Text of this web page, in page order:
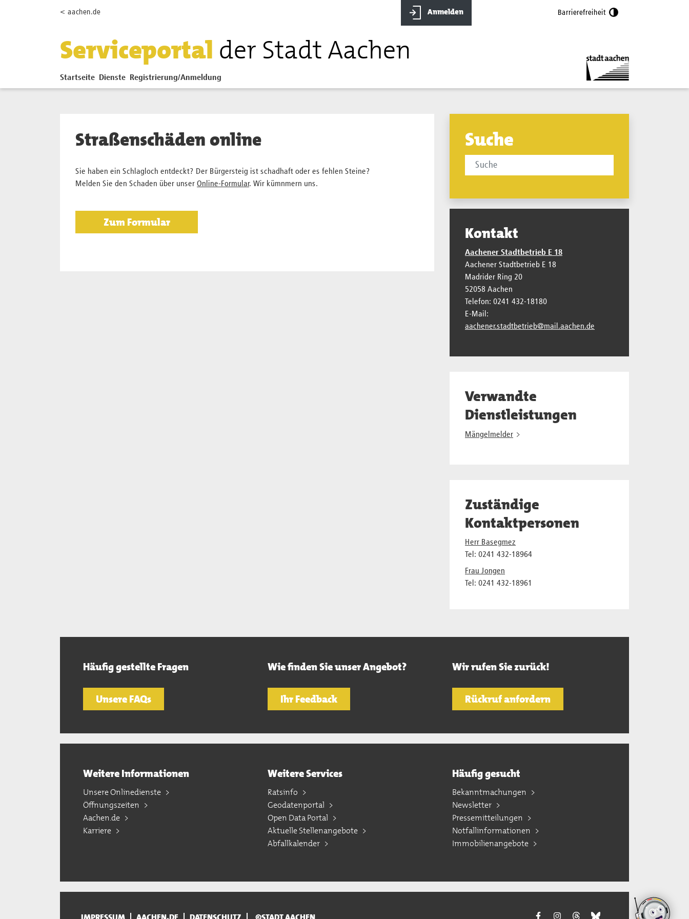
Zum Hauptinhalt springen
< aachen.de Anmelden Barrierefreiheit
Serviceportal der Stadt Aachen
Startseite Dienste Registrierung/Anmeldung
Straßenschäden online
Sie haben ein Schlagloch entdeckt? Der Bürgersteig ist schadhaft oder es fehlen Steine?
Melden Sie den Schaden über unser Online-Formular. Wir kümnmern uns.
Sprung zur Icon Legende.
Zum Formular
Suche
Kontakt
Aachener Stadtbetrieb E 18
Aachener Stadtbetrieb E 18
Madrider Ring 20
52058 Aachen
Telefon: 0241 432-18180
E-Mail:
aachener.stadtbetrieb@mail.aachen.de
Verwandte
Dienstleistungen
Mängelmelder
Zuständige
Kontaktpersonen
Herr Basegmez
Tel: 0241 432-18964
Frau Jongen
Tel: 0241 432-18961
Häufig gestellte Fragen
Unsere FAQs
Wie finden Sie unser Angebot?
Ihr Feedback
Wir rufen Sie zurück!
Rückruf anfordern
Weitere Informationen
Unsere Onlinedienste
Öffnungszeiten
Aachen.de
Karriere
Weitere Services
Ratsinfo
Geodatenportal
Open Data Portal
Aktuelle Stellenangebote
Abfallkalender
Häufig gesucht
Bekanntmachungen
Newsletter
Pressemitteilungen
Notfallinformationen
Immobilienangebote